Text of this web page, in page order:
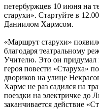
петербуржцев 10 июня на
старухи». Стартуйте в
Даниилом Хармсом.
«Маршрут старухи»
благодаря театральному
Учителю. Это он придумал
героя повести «Старуха»
двориков на улице
Хармс не раз садился на
поездки на электричке до
заканчивается действие